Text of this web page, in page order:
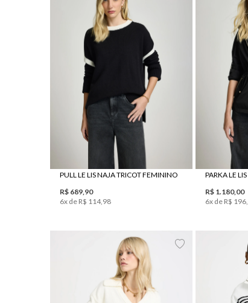
PULL LE LIS NAJA TRICOT FEMININO
R$ 689, 90
6x de R$ 114, 98
R$ 1.180, 00
6x de R$ 196
PP PP